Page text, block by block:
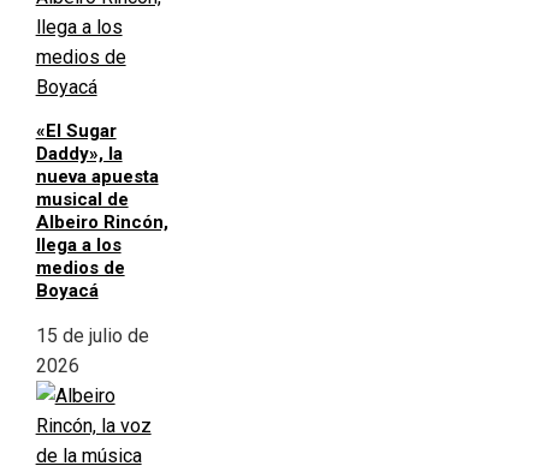
«El Sugar
Daddy», la
nueva apuesta
musical de
Albeiro Rincón,
llega a los
medios de
Boyacá
15 de julio de
2026